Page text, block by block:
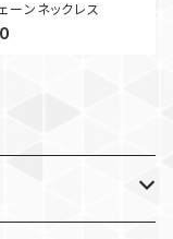
ーンネックレス